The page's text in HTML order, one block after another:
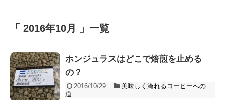
「 2016年10月 」一覧
ホンジュラスはどこで焙煎を止める
の？
2016/10/29
美味しく淹れるコーヒーへの
道